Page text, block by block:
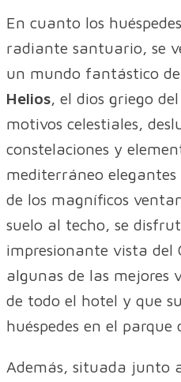
En cuanto los
radiante santuario, se
un mundo fantástico
Helios, el dios griego
motivos celestiales,
constelaciones y
mediterráneo
de los magníficos
suelo al techo, se
impresionante vista del
algunas de las mejores
de todo el hotel y que
huéspedes en el parque
Además, situada junto